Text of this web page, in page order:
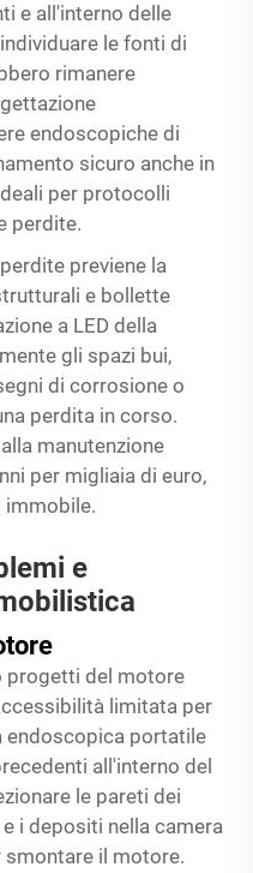
e all'interno delle
le fonti di
rimanere
endoscopiche di
sicuro anche in
per protocolli
perdite.
previene la
e bollette
a LED della
gli spazi bui,
di corrosione o
perdita in corso.
manutenzione
per migliaia di euro,
immobile.
e
progetti del motore
limitata per
endoscopica portatile
all'interno del
le pareti dei
i depositi nella camera
il motore.